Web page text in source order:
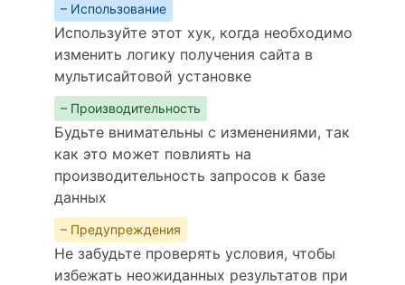
– Использование
Используйте этот хук, когда необходимо
изменить логику получения сайта в
мультисайтовой установке
– Производительность
Будьте внимательны с изменениями, так
как это может повлиять на
производительность запросов к базе
данных
– Предупреждения
Не забудьте проверять условия, чтобы
избежать неожиданных результатов при